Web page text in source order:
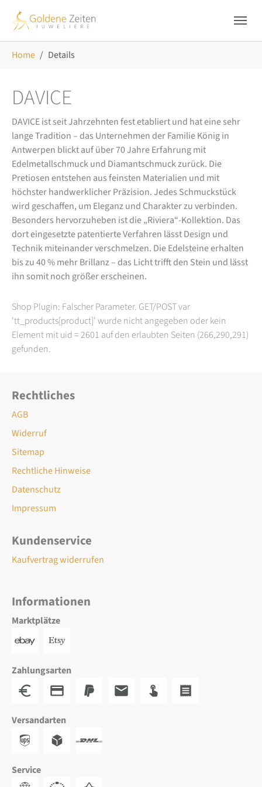
Home Details
DAVICE
DAVICE ist seit Jahrzehnten fest etabliert und hat eine sehr
lange Tradition – das Unternehmen der Familie König in
Antwerpen blickt auf über 70 Jahre Erfahrung mit
Edelmetallschmuck und Diamantschmuck zurück. Die
Pretiosen entstehen aus feinsten Materialien und mit
höchster handwerklicher Präzision. Jedes Schmuckstück
wird geschaffen, um Eleganz und Charakter zu verbinden.
Besonders hervorzuheben ist die „Riviera“-Kollektion. Das
dort eingesetzte patentierte Verfahren lässt Design und
Technik miteinander verschmelzen. Die Edelsteine erhalten
bis zu 40 % mehr Brillanz – das Licht trifft den Stein und lässt
ihn somit noch größer erscheinen.
Shop Plugin: Falscher Parameter. GET/POST var
'tt_products[product]' wurde nicht angegeben oder kein
Element mit uid = 2601 auf den erlaubten Seiten (266,290,291)
gefunden.
Rechtliches
AGB
Widerruf
Sitemap
Rechtliche Hinweise
Datenschutz
Impressum
Kundenservice
Kaufvertrag widerrufen
Informationen
Marktplätze
Zahlungsarten
Versandarten
Service